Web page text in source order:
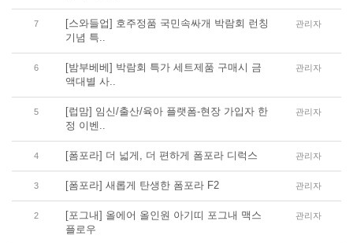
7
[스와들업] 호주정품 국민속싸개 박람회 런칭
기념 특..
관리자
6
[밤부베베] 박람회 특가 세트제품 구매시 금
액대별 사..
관리자
5
[럽맘] 임신/출산/육아 플랫폼-현장 가입자 한
정 이벤..
관리자
4 [폼포라] 더 넓게, 더 편하게 폼포라 디럭스 관리자
3 [폼포라] 새롭게 탄생한 폼포라 F2 관리자
2
[포그내] 올에어 올인원 아기띠 포그내 맥스
플로우
관리자